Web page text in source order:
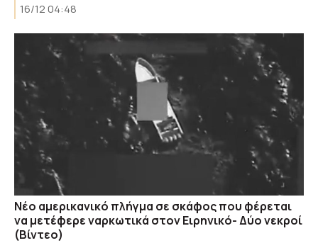
16/12 04:48
Νέο αμερικανικό πλήγμα σε σκάφος που φέρεται
να μετέφερε ναρκωτικά στον Ειρηνικό- Δύο νεκροί
(Βίντεο)